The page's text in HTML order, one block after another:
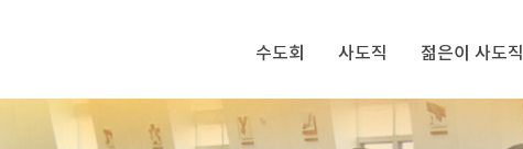
수도회 사도직 젊은이 사도직